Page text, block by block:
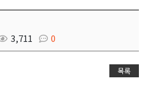
3,711 0
목록